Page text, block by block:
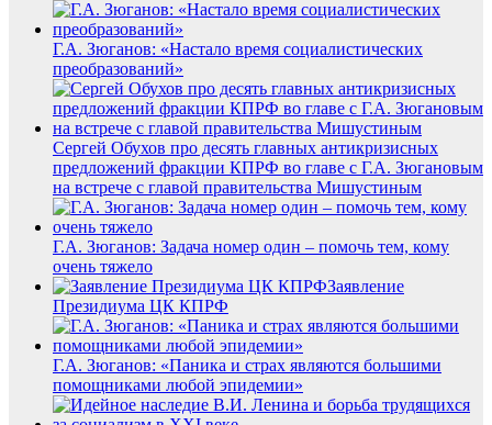
Г.А. Зюганов: «Настало время социалистических
преобразований»
Сергей Обухов про десять главных антикризисных
предложений фракции КПРФ во главе с Г.А. Зюгановым
на встрече с главой правительства Мишустиным
Г.А. Зюганов: Задача номер один – помочь тем, кому
очень тяжело
Заявление
Президиума ЦК КПРФ
Г.А. Зюганов: «Паника и страх являются большими
помощниками любой эпидемии»